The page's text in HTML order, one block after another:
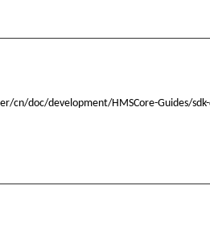
cn/doc/development/HMSCore-Guides/